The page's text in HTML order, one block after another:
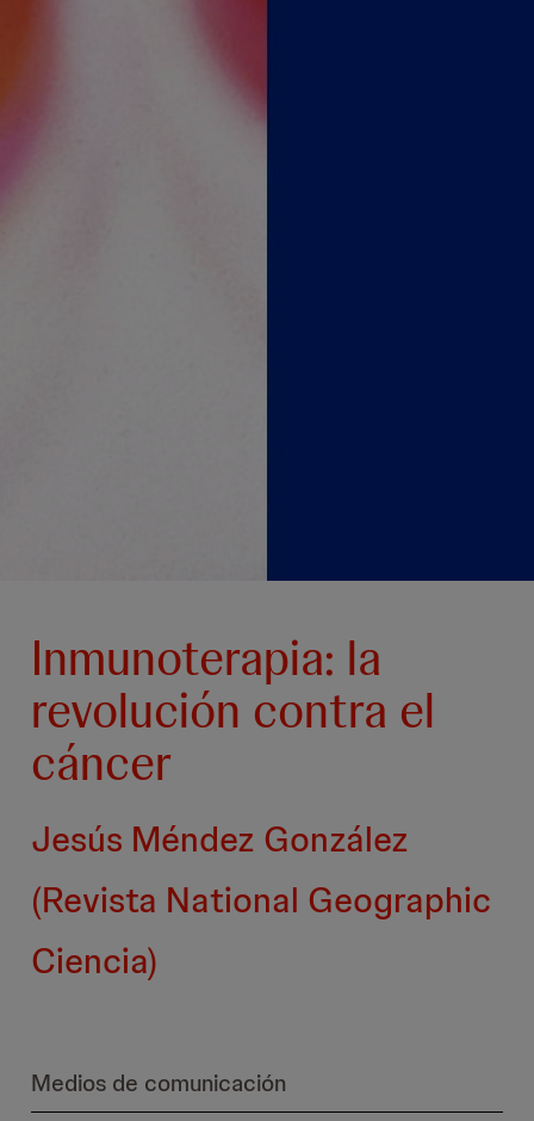
Inmunoterapia: la
revolución contra el
cáncer
Jesús Méndez González
(Revista National Geographic
Ciencia)
Medios de comunicación